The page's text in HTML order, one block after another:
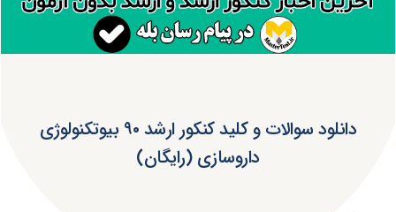
دانلود سوالات و کلید کنکور ارشد ۹۰ بیوتکنولوژی
داروسازی (رایگان)